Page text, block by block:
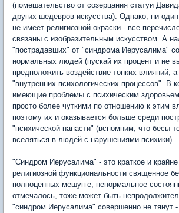
(помешательство от созерцания статуи
других шедевров искусства). Однако, ни
не имеет религиозной окраски - все
связаны с изобразительным искусством. А
"пострадавших" от "синдрома Иерусалима"
нормальных людей (пускай их процент и не
предположить воздействие тонких влияний, а
"внутренних психологических процессов". В
имеющие проблемы с психическим
просто более чуткими по отношению к этим
поэтому их и оказывается больше среди
"психической напасти" (вспомним, что бесы
вселяться в людей с нарушениями психики).
"Синдром Иерусалима" - это краткое и крайне
религиозной функциональности священное
полноценных мешугге, ненормальное
отмечалось, тоже может быть
"синдром Иерусалима" совершенно не тянут